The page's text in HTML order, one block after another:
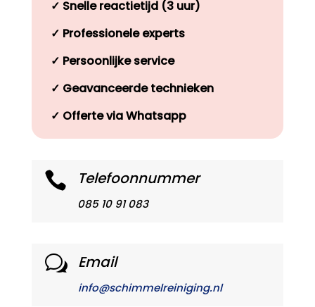
✓ Snelle reactietijd (3 uur)
✓ Professionele experts
✓ Persoonlijke service
✓ Geavanceerde technieken
✓ Offerte via Whatsapp
 Telefoonnummer
085 10 91 083
w Email
info@schimmelreiniging.nl